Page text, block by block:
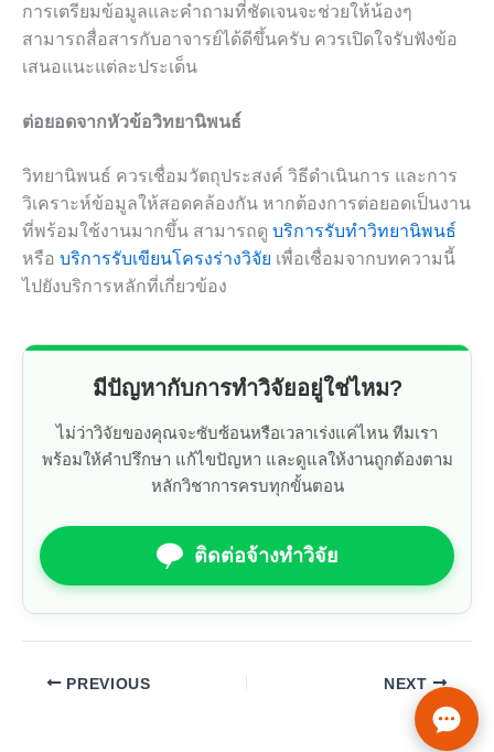
การเตรียมข้อมูลและคำถามที่ชัดเจนจะช่วยให้น้องๆ
สามารถสื่อสารกับอาจารย์ได้ดีขึ้นครับ ควรเปิดใจรับฟังข้อ
เสนอแนะแต่ละประเด็น
ต่อยอดจากหัวข้อวิทยานิพนธ์
วิทยานิพนธ์ ควรเชื่อมวัตถุประสงค์ วิธีดำเนินการ และการ
วิเคราะห์ข้อมูลให้สอดคล้องกัน หากต้องการต่อยอดเป็นงาน
ที่พร้อมใช้งานมากขึ้น สามารถดู บริการรับทำวิทยานิพนธ์
หรือ บริการรับเขียนโครงร่างวิจัย เพื่อเชื่อมจากบทความนี้
ไปยังบริการหลักที่เกี่ยวข้อง
มีปัญหากับการทำวิจัยอยู่ใช่ไหม?
ไม่ว่าวิจัยของคุณจะซับซ้อนหรือเวลาเร่งแค่ไหน ทีมเรา
พร้อมให้คำปรึกษา แก้ไขปัญหา และดูแลให้งานถูกต้องตาม
หลักวิชาการครบทุกขั้นตอน
ติดต่อจ้างทำวิจัย
PREVIOUS NEXT